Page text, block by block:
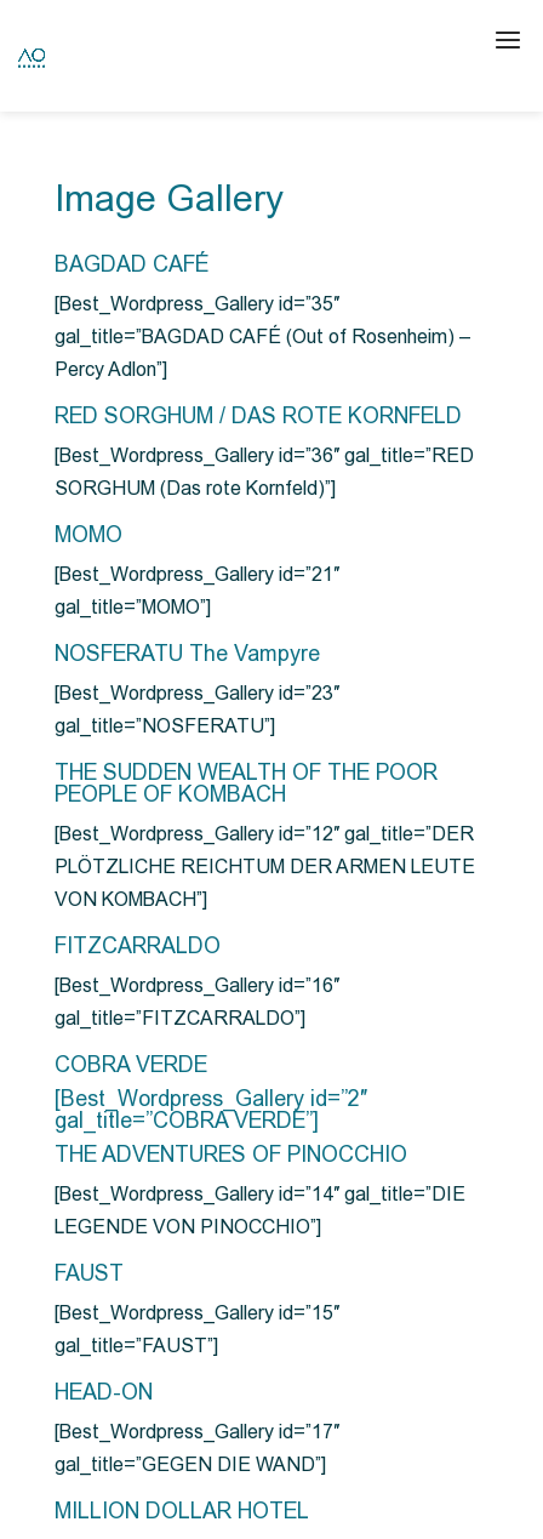
Image Gallery
BAGDAD CAFÉ
[Best_Wordpress_Gallery id=”35″
gal_title=”BAGDAD CAFÉ (Out of Rosenheim) –
Percy Adlon”]
RED SORGHUM / DAS ROTE KORNFELD
[Best_Wordpress_Gallery id=”36″ gal_title=”RED
SORGHUM (Das rote Kornfeld)”]
MOMO
[Best_Wordpress_Gallery id=”21″
gal_title=”MOMO”]
NOSFERATU The Vampyre
[Best_Wordpress_Gallery id=”23″
gal_title=”NOSFERATU”]
THE SUDDEN WEALTH OF THE POOR
PEOPLE OF KOMBACH
[Best_Wordpress_Gallery id=”12″ gal_title=”DER
PLÖTZLICHE REICHTUM DER ARMEN LEUTE
VON KOMBACH”]
FITZCARRALDO
[Best_Wordpress_Gallery id=”16″
gal_title=”FITZCARRALDO”]
COBRA VERDE
[Best_Wordpress_Gallery id=”2″
gal_title=”COBRA VERDE”]
THE ADVENTURES OF PINOCCHIO
[Best_Wordpress_Gallery id=”14″ gal_title=”DIE
LEGENDE VON PINOCCHIO”]
FAUST
[Best_Wordpress_Gallery id=”15″
gal_title=”FAUST”]
HEAD-ON
[Best_Wordpress_Gallery id=”17″
gal_title=”GEGEN DIE WAND”]
MILLION DOLLAR HOTEL